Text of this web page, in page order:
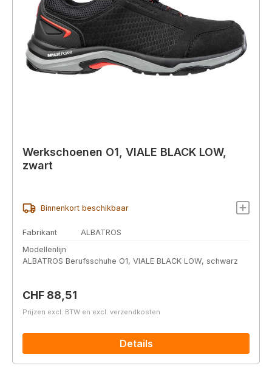
Werkschoenen O1, VIALE BLACK LOW,
zwart
Binnenkort beschikbaar
Fabrikant
ALBATROS
Modellenlijn
ALBATROS Berufsschuhe O1, VIALE BLACK LOW, schwarz
Normale prijs:
CHF 88,51
Prijzen excl. BTW en excl. verzendkosten
Details